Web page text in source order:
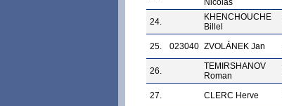
Nicolas
24.
KHENCHOUCHE
Billel
25. 023040 ZVOLÁNEK Jan
26.
TEMIRSHANOV
Roman
27. CLERC Herve